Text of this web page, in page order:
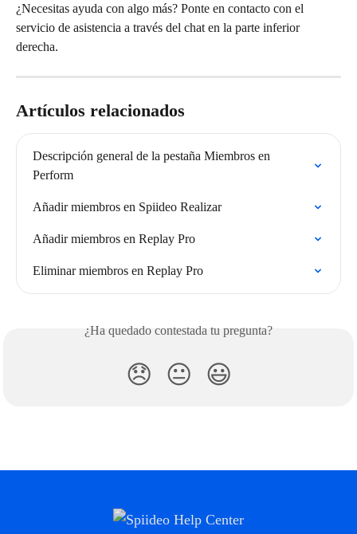
¿Necesitas ayuda con algo más? Ponte en contacto con el
servicio de asistencia a través del chat en la parte inferior
derecha.
Artículos relacionados
Descripción general de la pestaña Miembros en
Perform
Añadir miembros en Spiideo Realizar
Añadir miembros en Replay Pro
Eliminar miembros en Replay Pro
¿Ha quedado contestada tu pregunta?
😞 😐 😃